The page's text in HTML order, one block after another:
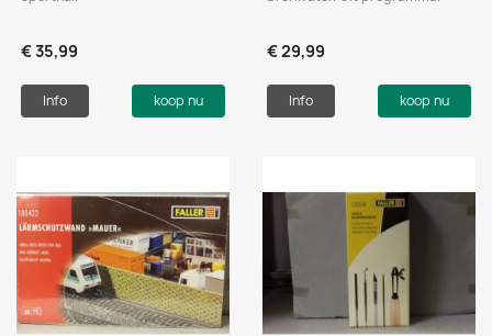
€ 35,99
Info koop nu
€ 29,99
Info koop nu